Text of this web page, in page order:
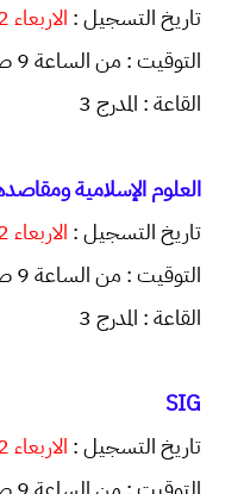
تاريخ التسجيل : الاربعاء 12 أكتوبر 2022
التوقيت : من الساعة 9 صباحا إلى 13 بعد الزوال
القاعة : المدرج 3
العلوم الإسلامية
تاريخ التسجيل : الاربعاء 12 أكتوبر 2022
التوقيت : من الساعة 9 صباحا إلى 13 بعد الزوال
القاعة : المدرج 3
SIG
تاريخ التسجيل : الاربعاء 12 أكتوبر 2022